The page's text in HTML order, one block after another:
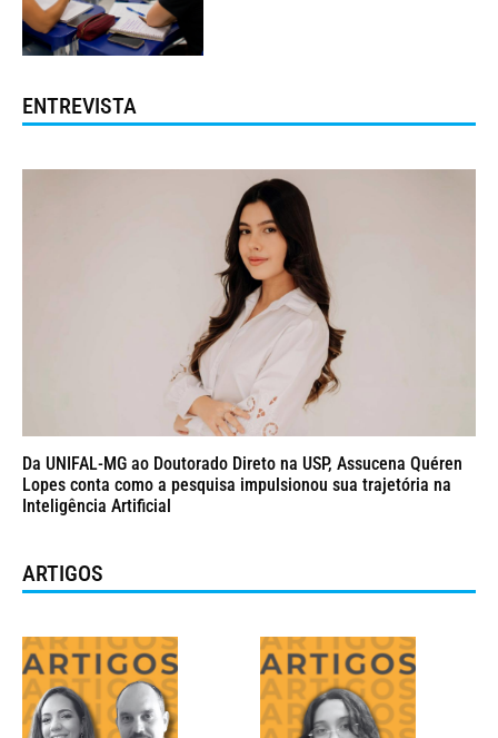
ENTREVISTA
Da UNIFAL-MG ao Doutorado Direto na USP, Assucena Quéren
Lopes conta como a pesquisa impulsionou sua trajetória na
Inteligência Artificial
ARTIGOS